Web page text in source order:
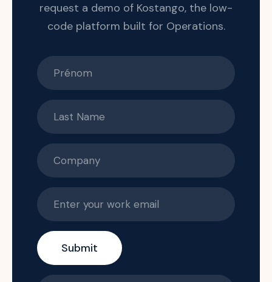
request a demo of Kostango, the low-
code platform built for Operations.